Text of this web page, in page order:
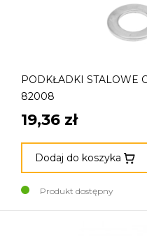
PODKŁADKI STALOWE
82008
19,36 zł
Dodaj do koszyka
Produkt dostępny